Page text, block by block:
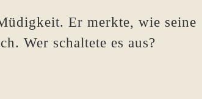
Er merkte, wie seine
Wer schaltete es aus?